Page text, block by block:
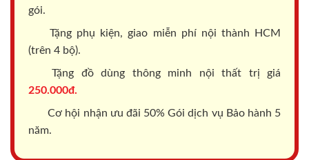
gói.
Tặng phụ kiện, giao miễn phí nội thành HCM
(trên 4 bộ).
Tặng đồ dùng thông minh nội thất trị giá
250.000đ.
Cơ hội nhận ưu đãi 50% Gói dịch vụ Bảo hành 5
năm.